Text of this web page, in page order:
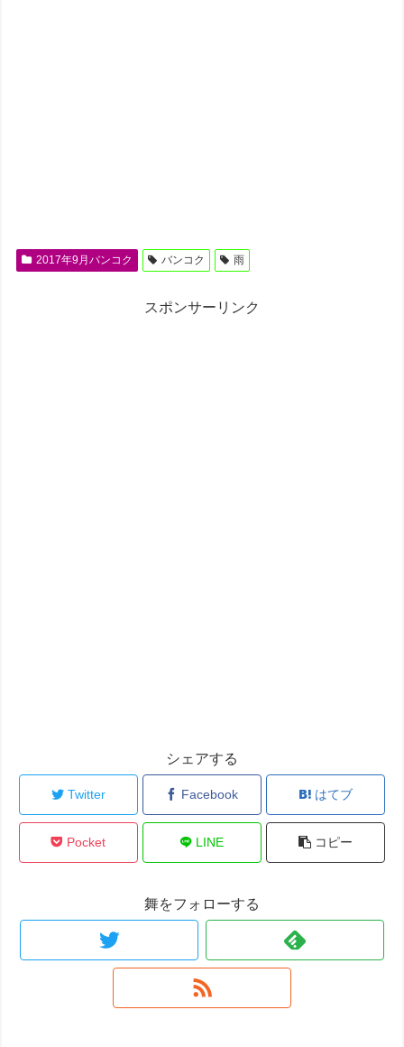
2017年9月バンコク バンコク 雨
スポンサーリンク
シェアする
Twitter Facebook はてブ
Pocket LINE コピー
舞をフォローする